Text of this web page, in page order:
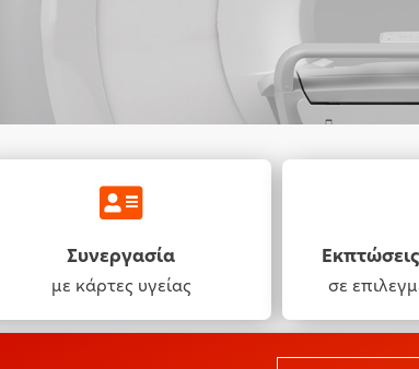
Συνεργασία
με κάρτες υγείας σε